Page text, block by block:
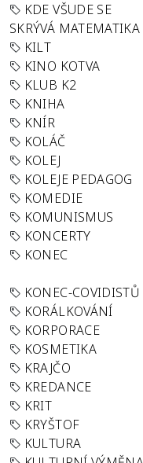
KDE VŠUDE SE
SKRÝVÁ MATEMATIKA
KILT
KINO KOTVA
KLUB K2
KNIHA
KNÍR
KOLÁČ
KOLEJ
KOLEJE PEDAGOG
KOMEDIE
KOMUNISMUS
KONCERTY
KONEC
KONEC-COVIDISTŮ
KORÁLKOVÁNÍ
KORPORACE
KOSMETIKA
KRAJČO
KREDANCE
KRIT
KRYŠTOF
KULTURA